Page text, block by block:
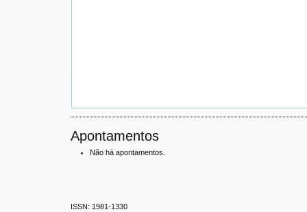
Apontamentos
Não há apontamentos.
ISSN: 1981-1330